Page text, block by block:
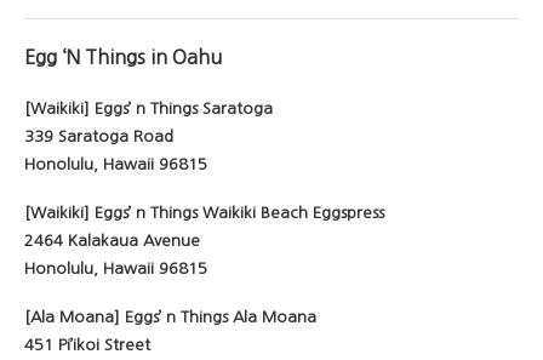
Egg ‘N Things in Oahu
[Waikiki] Eggs’ n Things Saratoga
339 Saratoga Road
Honolulu, Hawaii 96815
[Waikiki] Eggs’ n Things Waikiki Beach Eggspress
2464 Kalakaua Avenue
Honolulu, Hawaii 96815
[Ala Moana] Eggs’ n Things Ala Moana
451 Pi’ikoi Street